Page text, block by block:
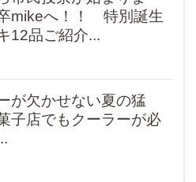
mikeへ！！ 特別誕生
12品ご紹介...
が欠かせない夏の猛
子店でもクーラーが必